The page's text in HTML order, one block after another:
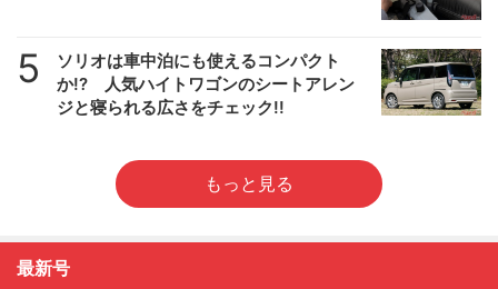
5
ソリオは車中泊にも使えるコンパクト
か!? 人気ハイトワゴンのシートアレン
ジと寝られる広さをチェック!!
もっと見る
最新号